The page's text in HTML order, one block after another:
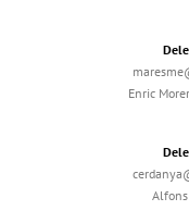
Enric